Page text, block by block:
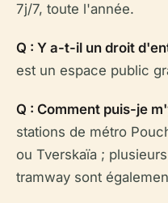
7j/7, toute l'année.
Q : Y a-t-il un droit
est un espace public
Q : Comment puis-je
stations de métro
ou Tverskaïa ;
tramway sont